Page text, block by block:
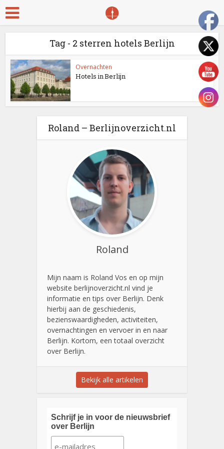
Tag - 2 sterren hotels Berlijn
Overnachten
Hotels in Berlijn
Roland – Berlijnoverzicht.nl
Roland
Mijn naam is Roland Vos en op mijn
website berlijnoverzicht.nl vind je
informatie en tips over Berlijn. Denk
hierbij aan de geschiedenis,
bezienswaardigheden, activiteiten,
overnachtingen en vervoer in en naar
Berlijn. Kortom, een totaal overzicht
over Berlijn.
Bekijk alle artikelen
Schrijf je in voor de nieuwsbrief
over Berlijn